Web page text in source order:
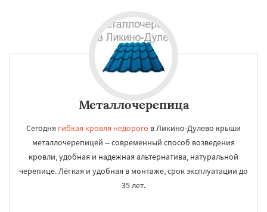
Металлочерепица
Сегодня гибкая кровля недорого в Ликино-Дулево крыши
металлочерепицей – современный способ возведения
кровли, удобная и надежная альтернатива, натуральной
черепице. Лёгкая и удобная в монтаже, срок эксплуатации до
35 лет.